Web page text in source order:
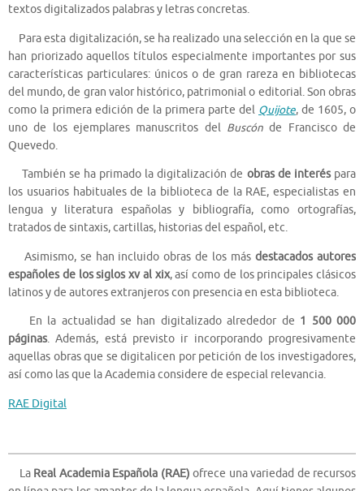
textos digitalizados palabras y letras concretas.
Para esta digitalización, se ha realizado una selección en la que se
han priorizado aquellos títulos especialmente importantes por sus
características particulares: únicos o de gran rareza en bibliotecas
del mundo, de gran valor histórico, patrimonial o editorial. Son obras
como la primera edición de la primera parte del Quijote, de 1605, o
uno de los ejemplares manuscritos del Buscónde Francisco de
Quevedo.
También se ha primado la digitalización de obras de interés para
los usuarios habituales de la biblioteca de la RAE, especialistas en
lengua y literatura españolas y bibliografía, como ortografías,
tratados de sintaxis, cartillas, historias del español, etc.
Asimismo, se han incluido obras de los másdestacados autores
españoles de los siglosxvalxix, así como de los principales clásicos
latinos y de autores extranjeros con presencia en esta biblioteca.
En la actualidad se han digitalizado alrededor de 1 500 000
páginas. Además, está previsto ir incorporando progresivamente
aquellas obras que se digitalicen por petición de los investigadores,
así como las que la Academia considere de especial relevancia.
RAE Digital
La Real Academia Española (RAE) ofrece una variedad de recursos